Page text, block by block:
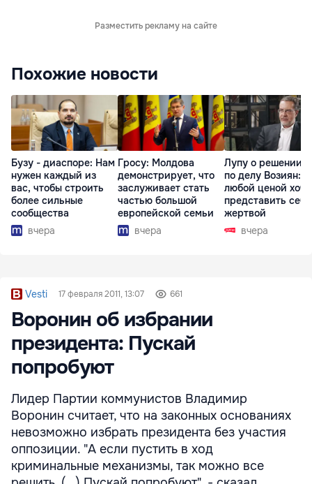
Разместить рекламу на сайте
Похожие новости
Бузу - диаспоре: Нам
нужен каждый из
вас, чтобы строить
более сильные
сообщества
вчера
Гросу: Молдова
демонстрирует, что
заслуживает стать
частью большой
европейской семьи
вчера
Лупу о решении
по делу Возиян:
любой ценой
представить себя
жертвой
вчера
Vesti 17 февраля 2011, 13:07 661
Воронин об избрании
президента: Пускай
попробуют
Лидер Партии коммунистов Владимир
Воронин считает, что на законных основаниях
невозможно избрать президента без участия
оппозиции. "А если пустить в ход
криминальные механизмы, так можно все